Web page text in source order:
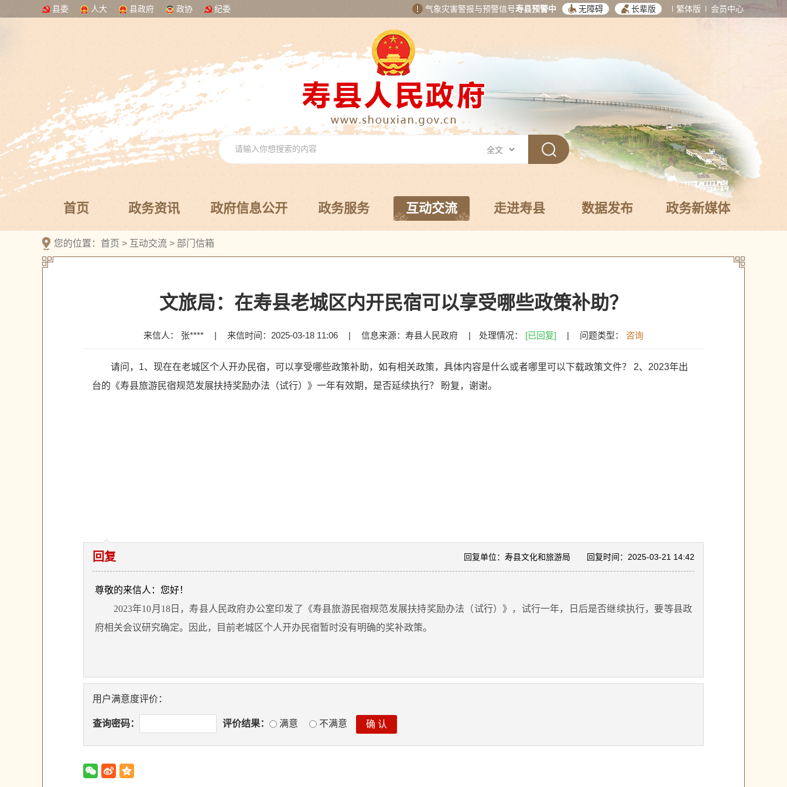
县委 人大 县政府 政协 纪委 气象灾害警报与预警信号寿县预警中 无障碍 长辈版 繁体版 会员中心
首页 政务资讯 政府信息公开 政务服务 互动交流 走进寿县 数据发布 政务新媒体
您的位置： 首页 > 互动交流 > 部门信箱
文旅局：在寿县老城区内开民宿可以享受哪些政策补助？
来信人： 张**** | 来信时间：2025-03-18 11:06 | 信息来源：寿县人民政府 | 处理情况： [已回复] | 问题类型： 咨询
请问，1、现在在老城区个人开办民宿，可以享受哪些政策补助，如有相关政策，具体内容是什么或者哪里可以下载政策文件？ 2、2023年出
台的《寿县旅游民宿规范发展扶持奖励办法（试行）》一年有效期，是否延续执行？ 盼复，谢谢。
回复时间：2025-03-21 14:42
回复单位：寿县文化和旅游局
回复
尊敬的来信人：您好！
2023年10月18日，寿县人民政府办公室印发了《寿县旅游民宿规范发展扶持奖励办法（试行）》，试行一年，日后是否继续执行，要等县政
府相关会议研究确定。因此，目前老城区个人开办民宿暂时没有明确的奖补政策。
用户满意度评价：
查询密码： 评价结果： 满意 不满意